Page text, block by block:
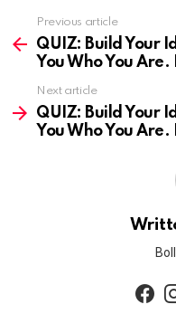
more
Previous article
QUIZ: Build Your
You Who You
Next article
QUIZ: Build Your
You Who You